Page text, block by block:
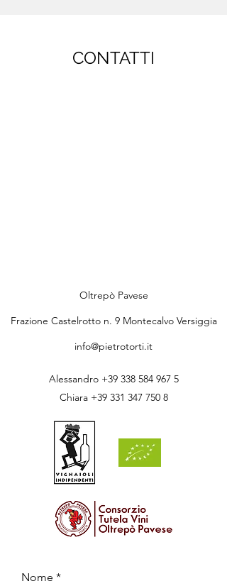
CONTATTI
Oltrepò Pavese
Frazione Castelrotto n. 9 Montecalvo Versiggia
info@pietrotorti.it
Alessandro +39 338 584 967 5
Chiara +39 331 347 750 8
Nome